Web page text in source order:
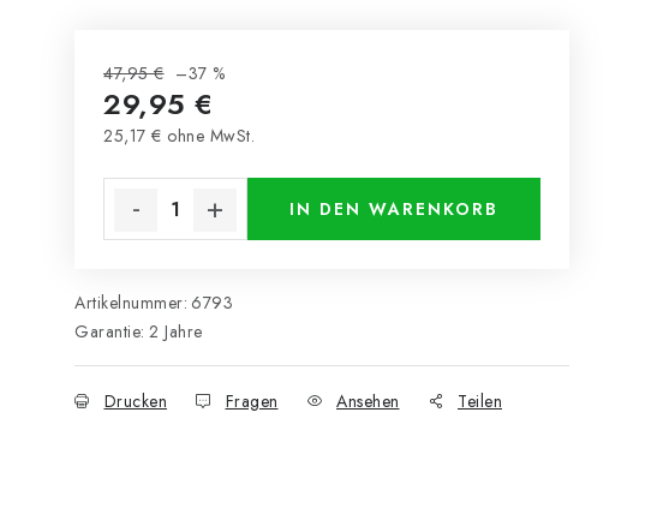
47,95 € –37 %
29,95 €
25,17 € ohne MwSt.
IN DEN WARENKORB
Artikelnummer: 6793
Garantie: 2 Jahre
Drucken Fragen Ansehen Teilen